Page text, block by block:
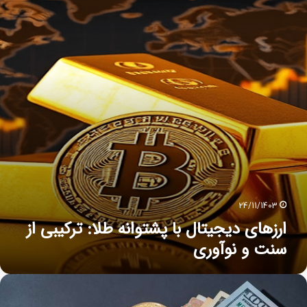
24/11/1403
ارزهای دیجیتال با پشتوانه طلا: ترکیبی از
سنت و نوآوری